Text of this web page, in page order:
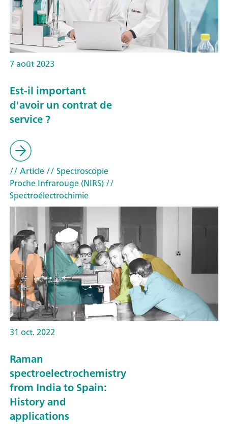
7 août 2023
Est-il important
d'avoir un contrat de
service ?
// Article// Spectroscopie
Proche Infrarouge (NIRS)//
Spectroélectrochimie
31 oct. 2022
Raman
spectroelectrochemistry
from India to Spain:
History and
applications